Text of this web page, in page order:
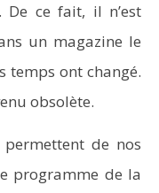
De ce fait, il n’est
un magazine le
temps ont changé.
obsolète.
de nos
programme de la